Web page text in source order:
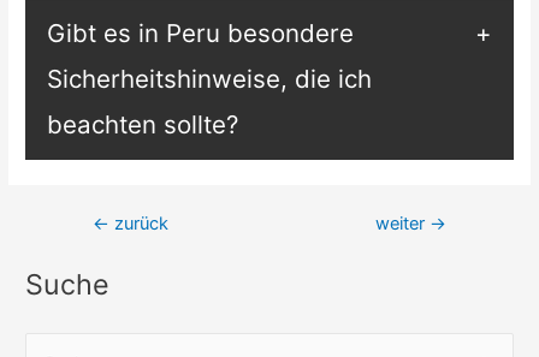
Gibt es in Peru besondere
Sicherheitshinweise, die ich
beachten sollte?
Beitragsnavigation
← zurück weiter →
Suche